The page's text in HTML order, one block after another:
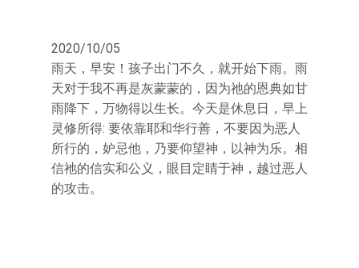
2020/10/05
雨天，早安！孩子出门不久，就开始下雨。雨
天对于我不再是灰蒙蒙的，因为祂的恩典如甘
雨降下，万物得以生长。今天是休息日，早上
灵修所得: 要依靠耶和华行善，不要因为恶人
所行的，妒忌他，乃要仰望神，以神为乐。相
信祂的信实和公义，眼目定睛于神，越过恶人
的攻击。